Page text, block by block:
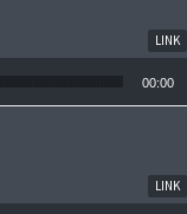
LINK
00:00
LINK